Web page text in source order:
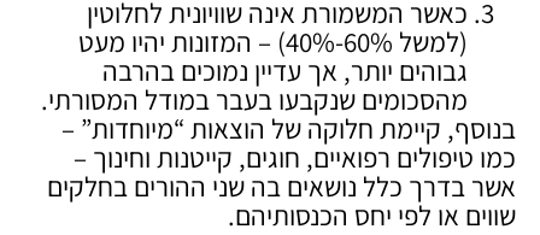
כאשר המשמורת אינה שוויונית לחלוטין
(למשל 60%-40%) – המזונות יהיו מעט
גבוהים יותר, אך עדיין נמוכים בהרבה
מהסכומים שנקבעו בעבר במודל המסורתי.
בנוסף, קיימת חלוקה של הוצאות “מיוחדות” –
כמו טיפולים רפואיים, חוגים, קייטנות וחינוך –
אשר בדרך כלל נושאים בה שני ההורים בחלקים
שווים או לפי יחס הכנסותיהם.